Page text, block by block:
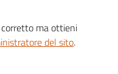
corretto ma ottieni
del sito.